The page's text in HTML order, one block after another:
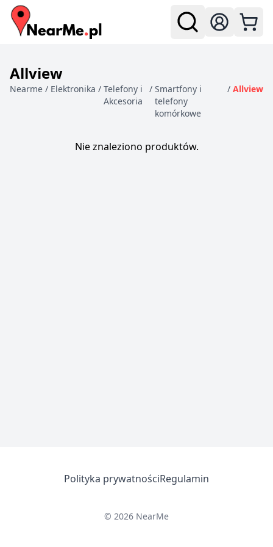
Zaloguj się
Allview
Nearme / Elektronika / Telefony i
Akcesoria
/ Smartfony i
telefony
komórkowe
/ Allview
Nie znaleziono produktów.
Polityka prywatnościRegulamin
© 2026 NearMe